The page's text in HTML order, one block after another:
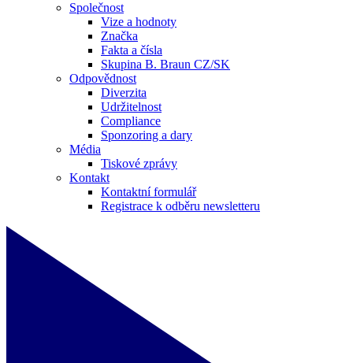
Společnost
Vize a hodnoty
Značka
Fakta a čísla
Skupina B. Braun CZ/SK
Odpovědnost
Diverzita
Udržitelnost
Compliance
Sponzoring a dary
Média
Tiskové zprávy
Kontakt
Kontaktní formulář
Registrace k odběru newsletteru